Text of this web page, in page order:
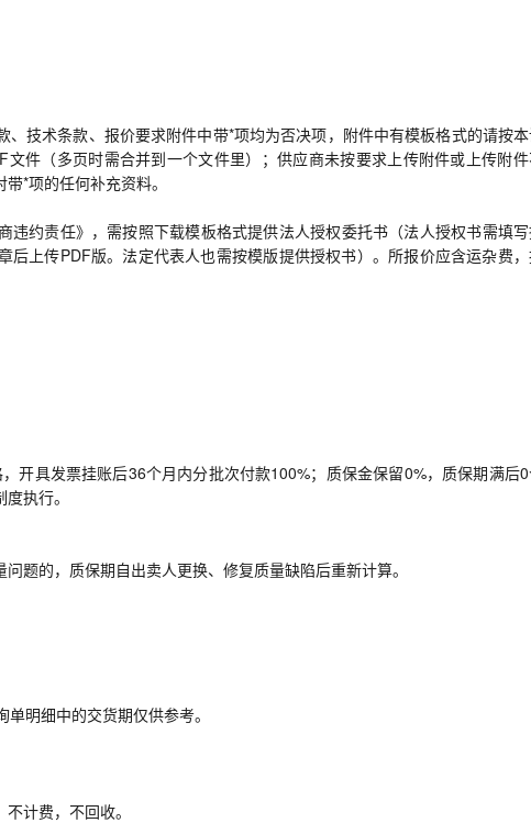
技术条款、报价要求附件中带*项均为否决项，附件中有模板格式的请按
件（多页时需合并到一个文件里）；供应商未按要求上传附件或上传附
*项的任何补充资料。
违约责任》，需按照下载模板格式提供法人授权委托书（法人授权书需填
后上传PDF版。法定代表人也需按模版提供授权书）。所报价应含运杂费
开具发票挂账后36个月内分批次付款100%；质保金保留0%，质保期满后0
执行。
题的，质保期自出卖人更换、修复质量缺陷后重新计算。
明细中的交货期仅供参考。
计费，不回收。